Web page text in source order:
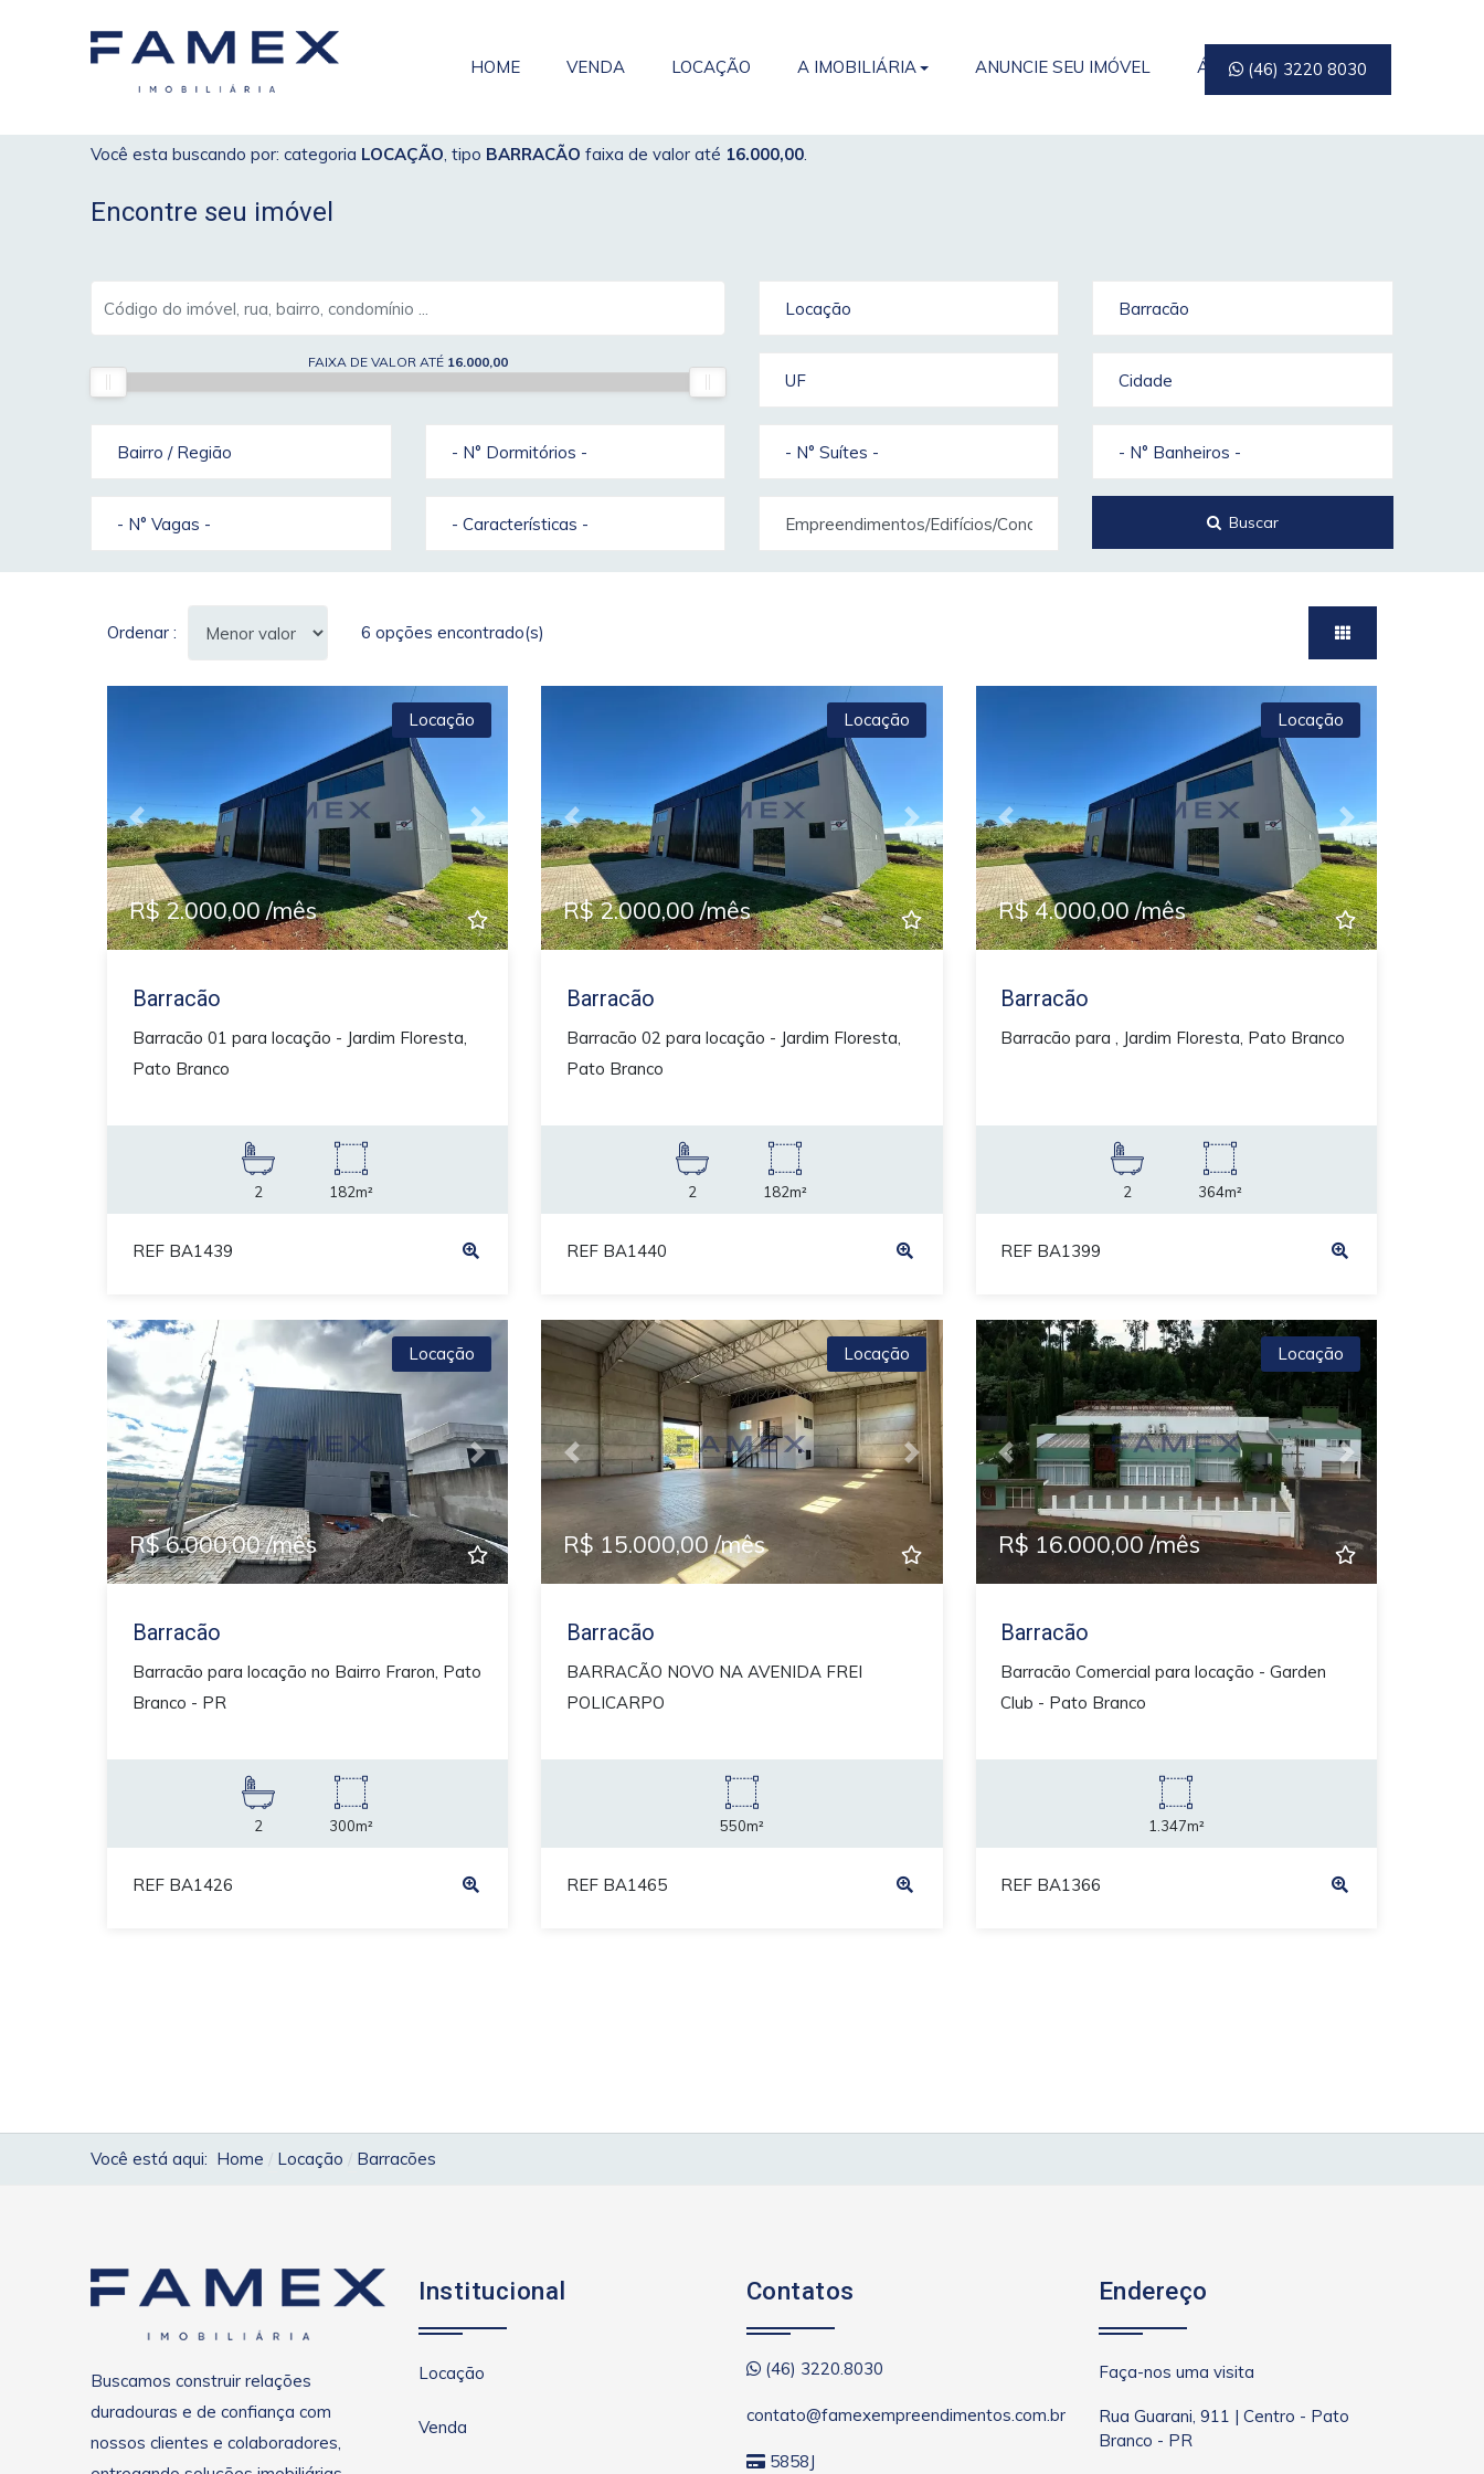
HOME VENDA LOCAÇÃO A IMOBILIÁRIA ANUNCIE SEU IMÓVEL ÁREA DO CLIENTE
(46) 3220 8030
Você esta buscando por: categoria LOCAÇÃO , tipo BARRACÃO faixa de valor até 16.000,00
Encontre seu imóvel
Locação Barracão
FAIXA DE VALOR ATÉ 16.000,00
UF Cidade
Bairro / Região - N° Dormitórios - - N° Suítes - - N° Banheiros -
- N° Vagas - - Características - Empreendimentos/Edifícios/Condomínios Buscar
Ordenar : 6 opções encontrado(s)
Previous Next
Locação
R$ 2.000,00 /mês
Barracão
Barracão 01 para locação - Jardim Floresta,
Pato Branco
2 182m²
REF BA1439
Previous Next
Locação
R$ 2.000,00 /mês
Barracão
Barracão 02 para locação - Jardim Floresta,
Pato Branco
2 182m²
REF BA1440
Previous Next
Locação
R$ 4.000,00 /mês
Barracão
Barracão para , Jardim Floresta, Pato Branco
2 364m²
REF BA1399
Previous Next
Locação
R$ 6.000,00 /mês
Barracão
Barracão para locação no Bairro Fraron, Pato
Branco - PR
2 300m²
REF BA1426
Previous Next
Locação
R$ 15.000,00 /mês
Barracão
BARRACÃO NOVO NA AVENIDA FREI
POLICARPO
550m²
REF BA1465
Previous Next
Locação
R$ 16.000,00 /mês
Barracão
Barracão Comercial para locação - Garden
Club - Pato Branco
1.347m²
REF BA1366
Você está aqui: Home Locação Barracões
Buscamos construir relações
duradouras e de confiança com
nossos clientes e colaboradores,
Institucional
Locação
Venda
Contatos
(46) 3220.8030
contato@famexempreendimentos.com.br
5858J
Endereço
Faça-nos uma visita
Rua Guarani, 911 | Centro - Pato
Branco - PR